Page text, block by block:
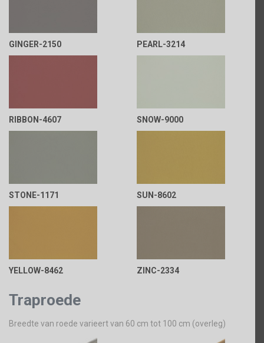
GINGER-2150 PEARL-3214
RIBBON-4607 SNOW-9000
STONE-1171 SUN-8602
YELLOW-8462 ZINC-2334
Traproede
Breedte van roede varieert van 60 cm tot 100 cm (overleg)